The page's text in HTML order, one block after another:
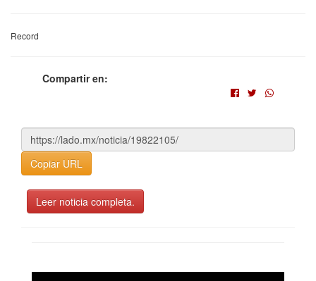
Record
Compartir en:
Copiar URL
Leer noticia completa.